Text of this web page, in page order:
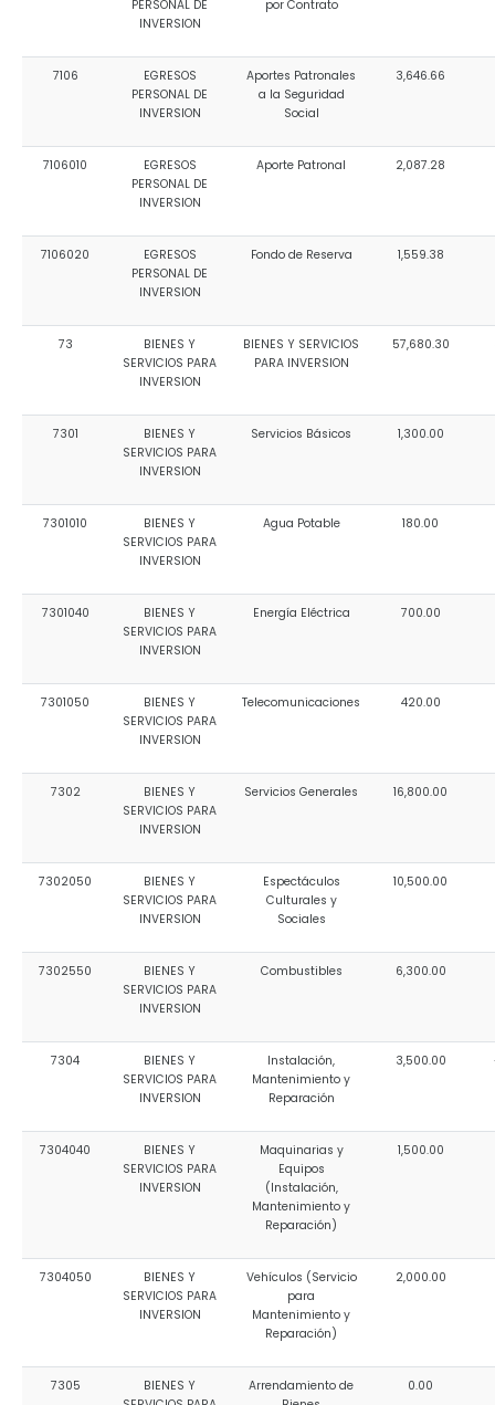
PERSONAL DE
INVERSION
por Contrato
7106
EGRESOS
PERSONAL DE
INVERSION
Aportes Patronales
a la Seguridad
Social
3,646.66
7106010
EGRESOS
PERSONAL DE
INVERSION
Aporte Patronal 2,087.28
7106020
EGRESOS
PERSONAL DE
INVERSION
Fondo de Reserva 1,559.38
73
BIENES Y
SERVICIOS PARA
INVERSION
BIENES Y SERVICIOS
PARA INVERSION
57,680.30
7301
BIENES Y
SERVICIOS PARA
INVERSION
Servicios Básicos 1,300.00
7301010
BIENES Y
SERVICIOS PARA
INVERSION
Agua Potable 180.00
7301040
BIENES Y
SERVICIOS PARA
INVERSION
Energía Eléctrica 700.00
7301050
BIENES Y
SERVICIOS PARA
INVERSION
Telecomunicaciones 420.00
7302
BIENES Y
SERVICIOS PARA
INVERSION
Servicios Generales 16,800.00
7302050
BIENES Y
SERVICIOS PARA
INVERSION
Espectáculos
Culturales y
Sociales
10,500.00
7302550
BIENES Y
SERVICIOS PARA
INVERSION
Combustibles 6,300.00
7304
BIENES Y
SERVICIOS PARA
INVERSION
Instalación,
Mantenimiento y
Reparación
3,500.00
7304040
BIENES Y
SERVICIOS PARA
INVERSION
Maquinarias y
Equipos
(Instalación,
Mantenimiento y
Reparación)
1,500.00
7304050
BIENES Y
SERVICIOS PARA
INVERSION
Vehículos (Servicio
para
Mantenimiento y
Reparación)
2,000.00
7305
BIENES Y
Arrendamiento de
0.00